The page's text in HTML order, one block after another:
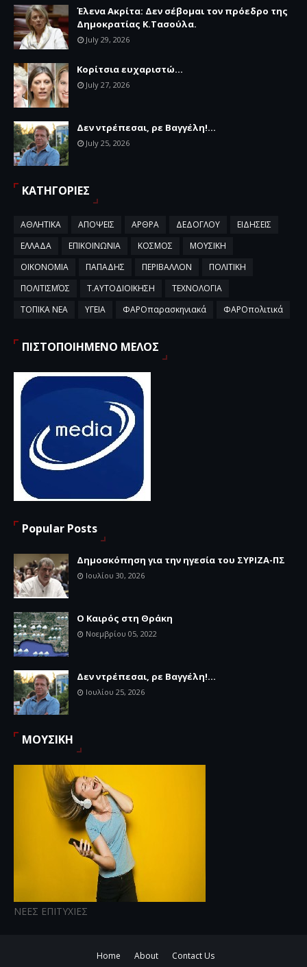
Έλενα Ακρίτα: Δεν σέβομαι τον πρόεδρο της
Δημοκρατίας Κ.Τασούλα.
July 29, 2026
Κορίτσια ευχαριστώ...
July 27, 2026
Δεν ντρέπεσαι, ρε Βαγγέλη!...
July 25, 2026
ΚΑΤΗΓΟΡΙΕΣ
ΑΘΛΗΤΙΚΑ ΑΠΟΨΕΙΣ ΑΡΘΡΑ ΔΕΔΟΓΛΟΥ
ΕΙΔΗΣΕΙΣ
ΕΛΛΑΔΑ
ΕΠΙΚΟΙΝΩΝΙΑ ΚΟΣΜΟΣ
ΜΟΥΣΙΚΗ
ΟΙΚΟΝΟΜΙΑ
ΠΑΠΑΔΗΣ ΠΕΡΙΒΑΛΛΟΝ
ΠΟΛΙΤΙΚΗ
ΠΟΛΙΤΙΣΜΌΣ
Τ.ΑΥΤΟΔΙΟΙΚΗΣΗ
ΤΕΧΝΟΛΟΓΙΑ
ΤΟΠΙΚΑ ΝΕΑ
ΥΓΕΙΑ ΦΑΡΟπαρασκηνιακά ΦΑΡΟπολιτικά
ΠΙΣΤΟΠΟΙΗΜΕΝΟ ΜΕΛΟΣ
Popular Posts
Δημοσκόπηση για την ηγεσία του ΣΥΡΙΖΑ-ΠΣ
Ιουλίου 30, 2026
Ο Καιρός στη Θράκη
Νοεμβρίου 05, 2022
Δεν ντρέπεσαι, ρε Βαγγέλη!...
Ιουλίου 25, 2026
ΜΟΥΣΙΚΗ
ΝΕΕΣ ΕΠΙΤΥΧΙΕΣ
Home About Contact Us